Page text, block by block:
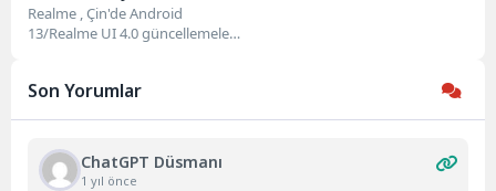
açıkladı, GT2 Pro ilk sırada
Realme , Çin'de Android
13/Realme UI 4.0 güncellemeleri
Son Yorumlar
ChatGPT Düsmanı
1 yıl önce